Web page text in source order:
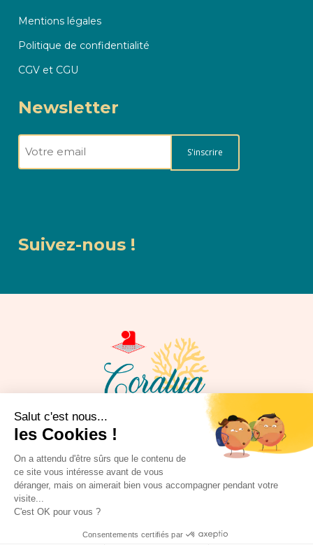
Mentions légales
Politique de confidentialité
CGV et CGU
Newsletter
E-
mail
Suivez-nous !
Votre Institut Bien-Être pour Elle et Lui
&
Salut c'est nous...
les Cookies !
On a attendu d'être sûrs que le contenu de
ce site vous intéresse avant de vous
déranger, mais on aimerait bien vous accompagner pendant votre
visite...
C'est OK pour vous ?
Consentements certifiés par